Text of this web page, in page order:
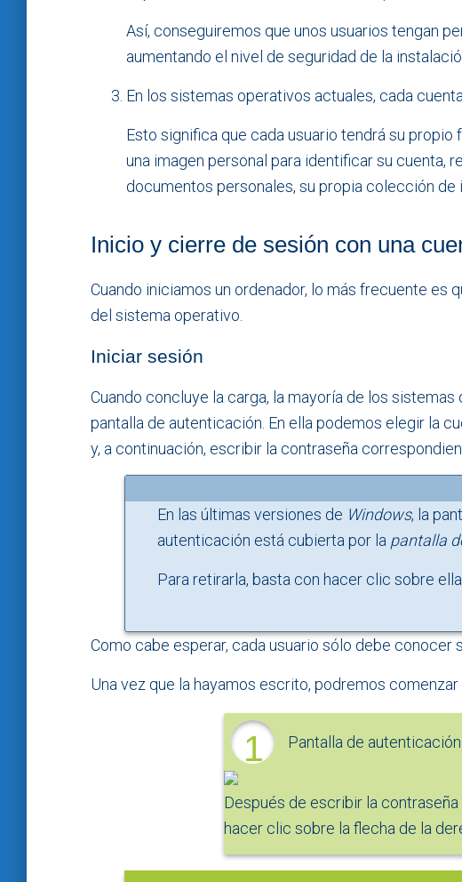
Así, conseguiremos que unos usuarios tengan
aumentando el nivel de seguridad de la
En los sistemas operativos actuales, cada
Esto significa que cada usuario tendrá su
una imagen personal para identificar su cuenta,
documentos personales, su propia colección de
Inicio y cierre de sesión con una
Cuando iniciamos un ordenador, lo más frecuente es
del sistema operativo.
Iniciar sesión
Cuando concluye la carga, la mayoría de los
pantalla de autenticación. En ella podemos elegir la
y, a continuación, escribir la contraseña
En las últimas versiones de Windows, la
autenticación está cubierta por la pantalla
Para retirarla, basta con hacer clic sobre
Como cabe esperar, cada usuario sólo debe conocer
Una vez que la hayamos escrito, podremos
1 Pantalla de
Después de escribir la
hacer clic sobre la flecha de la